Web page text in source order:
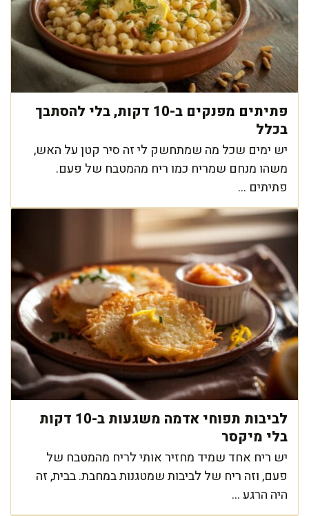
פתיתים מפנקים ב-10 דקות, בלי להסתבך
בכלל
יש ימים שכל מה שמתחשק לי זה סיר קטן על האש,
משהו מנחם שמריח כמו ריח מהמטבח של פעם.
פתיתים ...
לביבות תפוחי אדמה משגעות ב-10 דקות
בלי מיקסר
יש ריח אחד שמיד מחזיר אותי לריח מהמטבח של
פעם, וזה ריח של לביבות שמטגנות במחבת. בבית, זה
היה הרגע ...